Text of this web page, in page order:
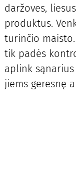
daržoves,
produktus.
turinčio
tik padės
aplink
jiems geresnę